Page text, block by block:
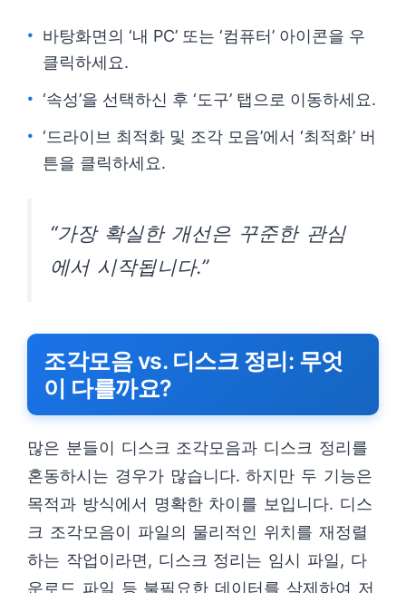
바탕화면의 ‘내 PC’ 또는 ‘컴퓨터’ 아이콘을 우
클릭하세요.
‘속성’을 선택하신 후 ‘도구’ 탭으로 이동하세요.
‘드라이브 최적화 및 조각 모음’에서 ‘최적화’ 버
튼을 클릭하세요.
“가장 확실한 개선은 꾸준한 관심
에서 시작됩니다.”
조각모음 vs. 디스크 정리: 무엇
이 다를까요?
많은 분들이 디스크 조각모음과 디스크 정리를
혼동하시는 경우가 많습니다. 하지만 두 기능은
목적과 방식에서 명확한 차이를 보입니다. 디스
크 조각모음이 파일의 물리적인 위치를 재정렬
하는 작업이라면, 디스크 정리는 임시 파일, 다
운로드 파일 등 불필요한 데이터를 삭제하여 저